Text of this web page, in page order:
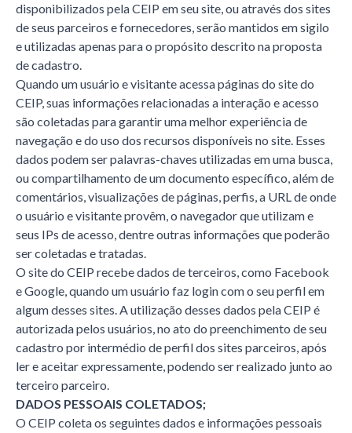
disponibilizados pela CEIP em seu site, ou através dos sites
de seus parceiros e fornecedores, serão mantidos em sigilo
e utilizadas apenas para o propósito descrito na proposta
de cadastro.
Quando um usuário e visitante acessa páginas do site do
CEIP, suas informações relacionadas a interação e acesso
são coletadas para garantir uma melhor experiência de
navegação e do uso dos recursos disponíveis no site. Esses
dados podem ser palavras-chaves utilizadas em uma busca,
ou compartilhamento de um documento específico, além de
comentários, visualizações de páginas, perfis, a URL de onde
o usuário e visitante provêm, o navegador que utilizam e
seus IPs de acesso, dentre outras informações que poderão
ser coletadas e tratadas.
O site do CEIP recebe dados de terceiros, como Facebook
e Google, quando um usuário faz login com o seu perfil em
algum desses sites. A utilização desses dados pela CEIP é
autorizada pelos usuários, no ato do preenchimento de seu
cadastro por intermédio de perfil dos sites parceiros, após
ler e aceitar expressamente, podendo ser realizado junto ao
terceiro parceiro.
DADOS PESSOAIS COLETADOS;
O CEIP coleta os seguintes dados e informações pessoais